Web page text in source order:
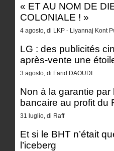
« ET AU NOM DE
COLONIALE ! »
4 agosto, di LKP - Liyannaj Kont
LG : des publicités
après-vente une
3 agosto, di Farid DAOUDI
Non à la garantie par
bancaire au profit du
31 luglio, di Raff
Et si le BHT n’était
l’iceberg